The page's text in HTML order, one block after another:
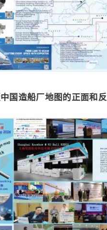
国造船厂地图的正面和